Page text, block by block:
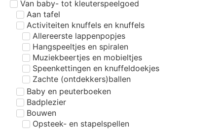
Van baby- tot kleuterspeelgoed
Aan tafel
Activiteiten knuffels en knuffels
Allereerste lappenpopjes
Hangspeeltjes en spiralen
Muziekbeertjes en mobieltjes
Speenkettingen en knuffeldoekjes
Zachte (ontdekkers)ballen
Baby en peuterboeken
Badplezier
Bouwen
Opsteek- en stapelspellen